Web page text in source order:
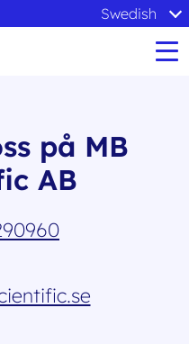
Swedish
på MB
AB